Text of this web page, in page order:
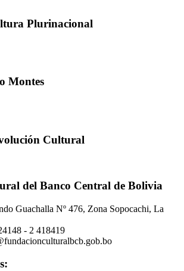
Plurinacional
Montes
Cultural
del Banco Central de Bolivia
Guachalla Nº 476, Zona Sopocachi, La
- 2 418419